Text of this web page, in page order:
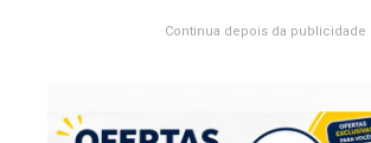
Continua depois da publicidade